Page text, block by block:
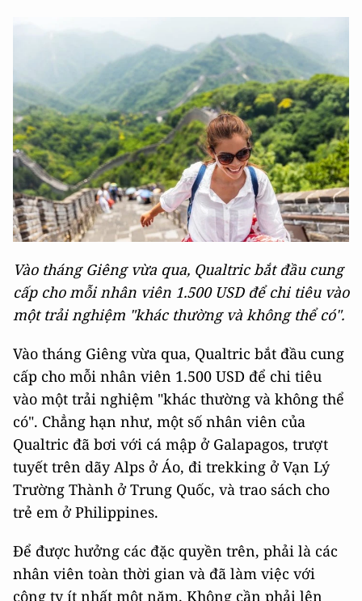
Vào tháng Giêng vừa qua, Qualtric bắt đầu cung
cấp cho mỗi nhân viên 1.500 USD để chi tiêu vào
một trải nghiệm "khác thường và không thể có".
Vào tháng Giêng vừa qua, Qualtric bắt đầu cung
cấp cho mỗi nhân viên 1.500 USD để chi tiêu
vào một trải nghiệm "khác thường và không thể
có". Chẳng hạn như, một số nhân viên của
Qualtric đã bơi với cá mập ở Galapagos, trượt
tuyết trên dãy Alps ở Áo, đi trekking ở Vạn Lý
Trường Thành ở Trung Quốc, và trao sách cho
trẻ em ở Philippines.
Để được hưởng các đặc quyền trên, phải là các
nhân viên toàn thời gian và đã làm việc với
công ty ít nhất một năm. Không cần phải lên